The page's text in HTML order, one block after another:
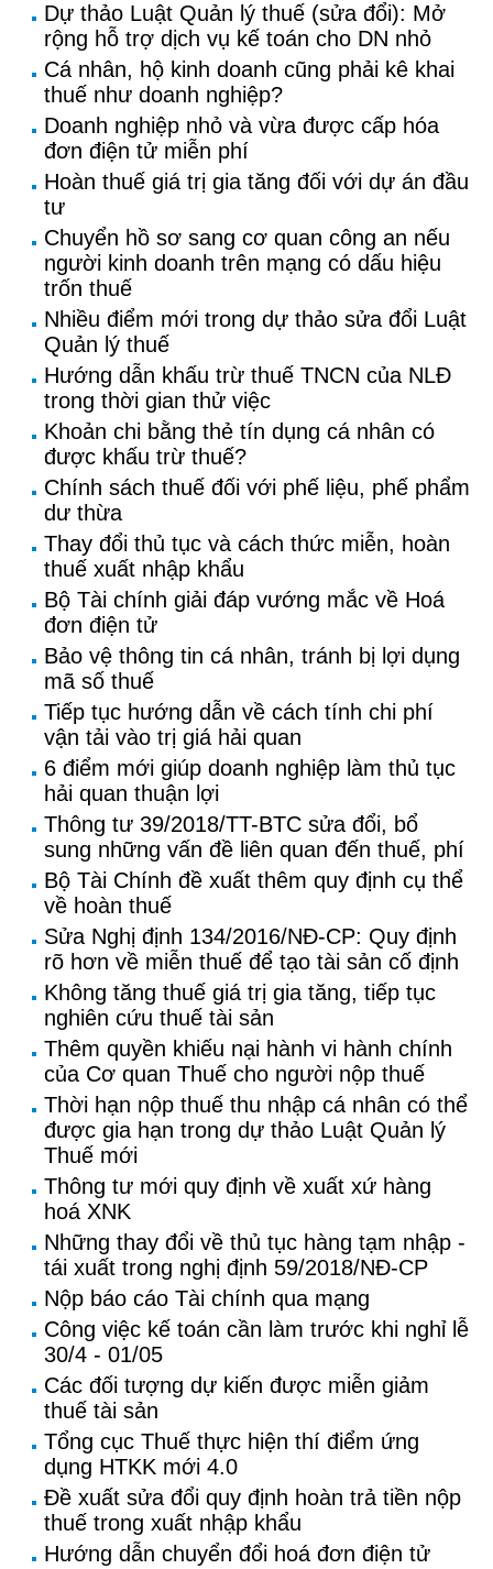
Dự thảo Luật Quản lý thuế (sửa đổi): Mở
rộng hỗ trợ dịch vụ kế toán cho DN nhỏ
Cá nhân, hộ kinh doanh cũng phải kê khai
thuế như doanh nghiệp?
Doanh nghiệp nhỏ và vừa được cấp hóa
đơn điện tử miễn phí
Hoàn thuế giá trị gia tăng đối với dự án đầu
tư
Chuyển hồ sơ sang cơ quan công an nếu
người kinh doanh trên mạng có dấu hiệu
trốn thuế
Nhiều điểm mới trong dự thảo sửa đổi Luật
Quản lý thuế
Hướng dẫn khấu trừ thuế TNCN của NLĐ
trong thời gian thử việc
Khoản chi bằng thẻ tín dụng cá nhân có
được khấu trừ thuế?
Chính sách thuế đối với phế liệu, phế phẩm
dư thừa
Thay đổi thủ tục và cách thức miễn, hoàn
thuế xuất nhập khẩu
Bộ Tài chính giải đáp vướng mắc về Hoá
đơn điện tử
Bảo vệ thông tin cá nhân, tránh bị lợi dụng
mã số thuế
Tiếp tục hướng dẫn về cách tính chi phí
vận tải vào trị giá hải quan
6 điểm mới giúp doanh nghiệp làm thủ tục
hải quan thuận lợi
Thông tư 39/2018/TT-BTC sửa đổi, bổ
sung những vấn đề liên quan đến thuế, phí
Bộ Tài Chính đề xuất thêm quy định cụ thể
về hoàn thuế
Sửa Nghị định 134/2016/NĐ-CP: Quy định
rõ hơn về miễn thuế để tạo tài sản cố định
Không tăng thuế giá trị gia tăng, tiếp tục
nghiên cứu thuế tài sản
Thêm quyền khiếu nại hành vi hành chính
của Cơ quan Thuế cho người nộp thuế
Thời hạn nộp thuế thu nhập cá nhân có thể
được gia hạn trong dự thảo Luật Quản lý
Thuế mới
Thông tư mới quy định về xuất xứ hàng
hoá XNK
Những thay đổi về thủ tục hàng tạm nhập -
tái xuất trong nghị định 59/2018/NĐ-CP
Nộp báo cáo Tài chính qua mạng
Công việc kế toán cần làm trước khi nghỉ lễ
30/4 - 01/05
Các đối tượng dự kiến được miễn giảm
thuế tài sản
Tổng cục Thuế thực hiện thí điểm ứng
dụng HTKK mới 4.0
Đề xuất sửa đổi quy định hoàn trả tiền nộp
thuế trong xuất nhập khẩu
Hướng dẫn chuyển đổi hoá đơn điện tử